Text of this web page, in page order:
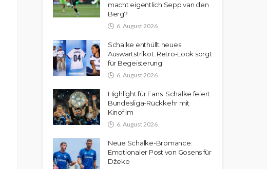
macht eigentlich Sepp van den
Berg?
6. August 2026
Schalke enthüllt neues
Auswärtstrikot: Retro-Look sorgt
für Begeisterung
6. August 2026
Highlight für Fans: Schalke feiert
Bundesliga-Rückkehr mit
Kinofilm
6. August 2026
Neue Schalke-Bromance:
Emotionaler Post von Gosens für
Džeko